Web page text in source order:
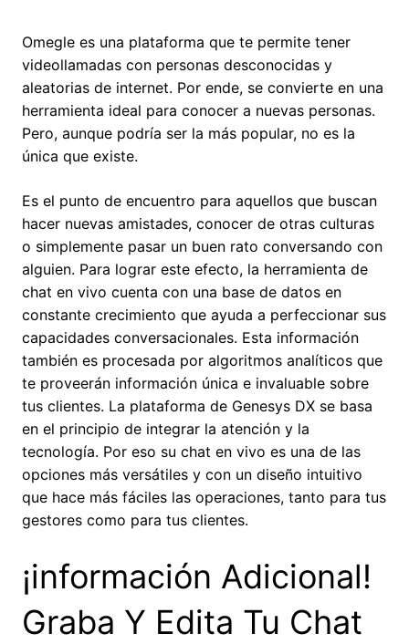
Omegle es una plataforma que te permite tener
videollamadas con personas desconocidas y
aleatorias de internet. Por ende, se convierte en una
herramienta ideal para conocer a nuevas personas.
Pero, aunque podría ser la más popular, no es la
única que existe.
Es el punto de encuentro para aquellos que buscan
hacer nuevas amistades, conocer de otras culturas
o simplemente pasar un buen rato conversando con
alguien. Para lograr este efecto, la herramienta de
chat en vivo cuenta con una base de datos en
constante crecimiento que ayuda a perfeccionar sus
capacidades conversacionales. Esta información
también es procesada por algoritmos analíticos que
te proveerán información única e invaluable sobre
tus clientes. La plataforma de Genesys DX se basa
en el principio de integrar la atención y la
tecnología. Por eso su chat en vivo es una de las
opciones más versátiles y con un diseño intuitivo
que hace más fáciles las operaciones, tanto para tus
gestores como para tus clientes.
¡información Adicional!
Graba Y Edita Tu Chat